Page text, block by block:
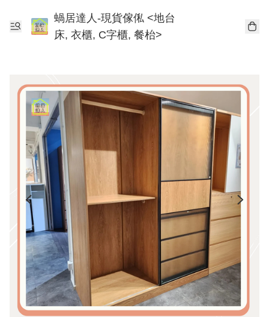
蝸居達人-現貨傢俬 <地台
床, 衣櫃, C字櫃, 餐枱>